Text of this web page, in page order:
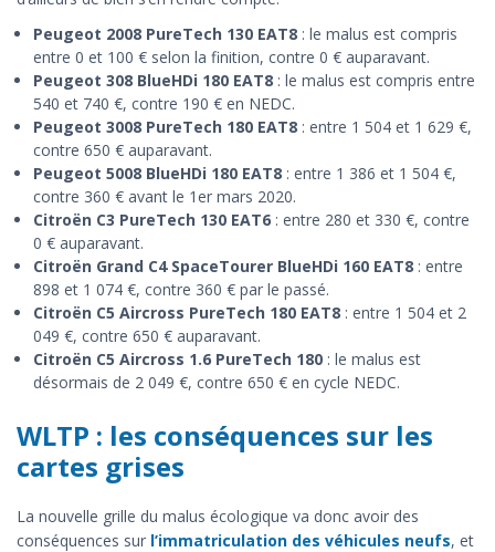
Peugeot 2008 PureTech 130 EAT8 : le malus est compris
entre 0 et 100 € selon la finition, contre 0 € auparavant.
Peugeot 308 BlueHDi 180 EAT8 : le malus est compris entre
540 et 740 €, contre 190 € en NEDC.
Peugeot 3008 PureTech 180 EAT8 : entre 1 504 et 1 629 €,
contre 650 € auparavant.
Peugeot 5008 BlueHDi 180 EAT8 : entre 1 386 et 1 504 €,
contre 360 € avant le 1er mars 2020.
Citroën C3 PureTech 130 EAT6 : entre 280 et 330 €, contre
0 € auparavant.
Citroën Grand C4 SpaceTourer BlueHDi 160 EAT8 : entre
898 et 1 074 €, contre 360 € par le passé.
Citroën C5 Aircross PureTech 180 EAT8 : entre 1 504 et 2
049 €, contre 650 € auparavant.
Citroën C5 Aircross 1.6 PureTech 180 : le malus est
désormais de 2 049 €, contre 650 € en cycle NEDC.
WLTP : les conséquences sur les
cartes grises
La nouvelle grille du malus écologique va donc avoir des
conséquences sur l’immatriculation des véhicules neufs, et